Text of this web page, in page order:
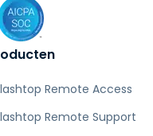
Remote Access
Remote Support